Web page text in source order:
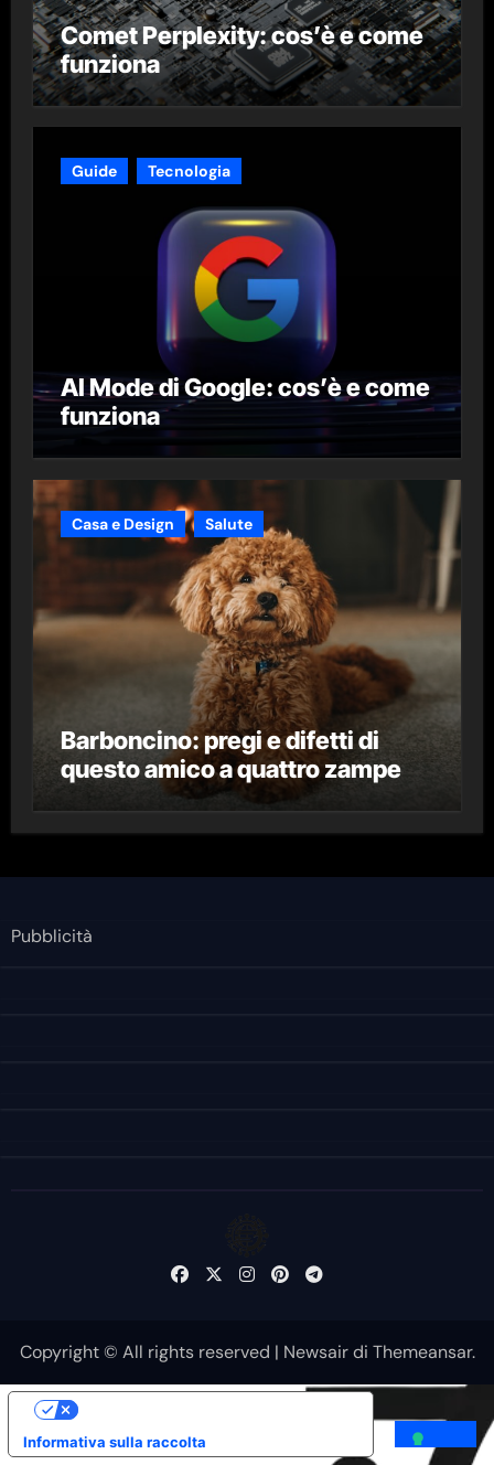
Comet Perplexity: cos’è e come
funziona
Guide Tecnologia
AI Mode di Google: cos’è e come
funziona
Casa e Design Salute
Barboncino: pregi e difetti di
questo amico a quattro zampe
Pubblicità
Copyright © All rights reserved | Newsairdi Themeansar.
Informativa sulla raccolta
Le tue preferenze relative alla privacy